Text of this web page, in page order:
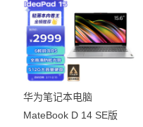
华为笔记本电脑
MateBook D 14 SE版